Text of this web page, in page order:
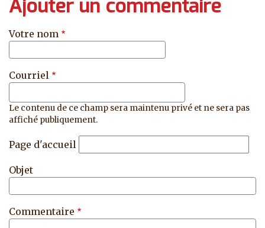
Ajouter un commentaire
Votre nom
Courriel
Le contenu de ce champ sera maintenu privé et ne sera pas
affiché publiquement.
Page d'accueil
Objet
Commentaire